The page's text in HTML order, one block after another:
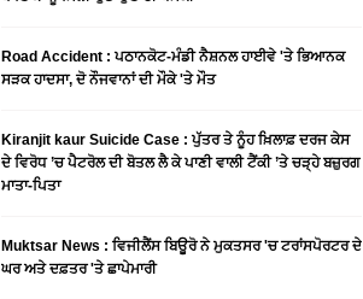
Road Accident : ਪਠਾਨਕੋਟ-ਮੰਡੀ ਨੈਸ਼ਨਲ ਹਾਈਵੇ 'ਤੇ ਭਿਆਨਕ
ਸੜਕ ਹਾਦਸਾ, ਦੋ ਨੌਜਵਾਨਾਂ ਦੀ ਮੌਕੇ 'ਤੇ ਮੌਤ
Kiranjit kaur Suicide Case : ਪੁੱਤਰ ਤੇ ਨੂੰਹ ਖ਼ਿਲਾਫ਼ ਦਰਜ ਕੇਸ
ਦੇ ਵਿਰੋਧ ’ਚ ਪੈਟਰੋਲ ਦੀ ਬੋਤਲ ਲੈ ਕੇ ਪਾਣੀ ਵਾਲੀ ਟੈਂਕੀ ’ਤੇ ਚੜ੍ਹੇ ਬਜ਼ੁਰਗ
ਮਾਤਾ-ਪਿਤਾ
Muktsar News : ਵਿਜੀਲੈਂਸ ਬਿਊਰੋ ਨੇ ਮੁਕਤਸਰ 'ਚ ਟਰਾਂਸਪੋਰਟਰ ਦੇ
ਘਰ ਅਤੇ ਦਫ਼ਤਰ 'ਤੇ ਛਾਪੇਮਾਰੀ